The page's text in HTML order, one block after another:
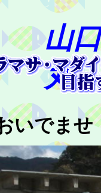
山
丸』
いでませ